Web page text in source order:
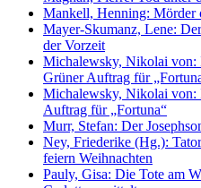
Mankell, Henning: Mörder
Mayer-Skumanz, Lene:
der Vorzeit
Michalewsky, Nikolai von:
Grüner Auftrag für
Michalewsky, Nikolai von:
Auftrag für „Fortuna“
Murr, Stefan: Der
Ney, Friederike (Hg.):
feiern Weihnachten
Pauly, Gisa: Die Tote am